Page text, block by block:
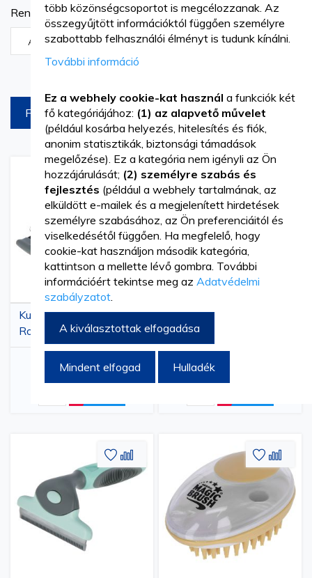
Rendezési szempont
Növekvõ
Termékek az oldalon
FILTREAZA
Kutyakefe, 19x7 cm,
Rozsdamentes acél és
szilikon, szürke/zöld
HÉA-val)
Hozzáadás
a
kívánságlistához
Hozzáadás
az
összehasonlításhoz
Kutyaszőrnyíró kefe,
15x7,5 cm,
rozsdamentes acél és
szilikon, szürke/zöld
6 460,14 Ft
a
Hozzáadás
a
kívánságlistához
Hozzáadás
az
összehasonlításhoz
a az
több közönségcsoportot is megcélozzanak. Az
összegyűjtött információktól függően személyre
szabottabb felhasználói élményt is tudunk kínálni.
További információ
Ez a webhely cookie-kat használ a funkciók két
fő kategóriájához: (1) az alapvető művelet
(például kosárba helyezés, hitelesítés és fiók,
anonim statisztikák, biztonsági támadások
megelőzése). Ez a kategória nem igényli az Ön
hozzájárulását; (2) személyre szabás és
fejlesztés (például a webhely tartalmának, az
elküldött e-mailek és a megjelenített hirdetések
személyre szabásához, az Ön preferenciáitól és
viselkedésétől függően. Ha megfelelő, hogy
cookie-kat használjon második kategória,
kattintson a mellette lévő gombra. További
információért tekintse meg az Adatvédelmi
szabályzatot.
A kiválasztottak elfogadása
Mindent elfogad Hulladék